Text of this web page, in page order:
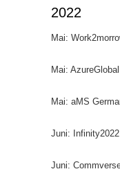
2022
Mai:
Mai:
Mai: aMS
Juni:
Juni: